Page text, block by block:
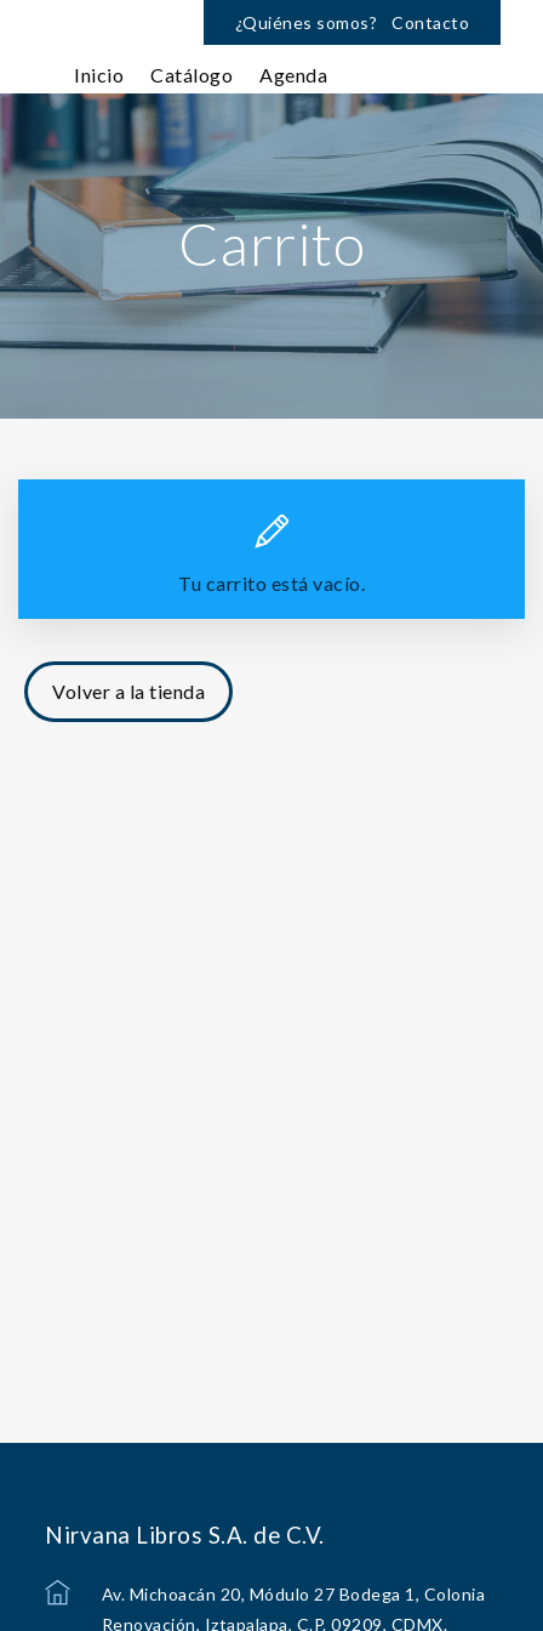
¿Quiénes somos? Contacto
Inicio Catálogo Agenda
Carrito
Tu carrito está vacío.
Volver a la tienda
Nirvana Libros S.A. de C.V.
Av. Michoacán 20, Módulo 27 Bodega 1, Colonia
Renovación, Iztapalapa, C.P. 09209, CDMX.